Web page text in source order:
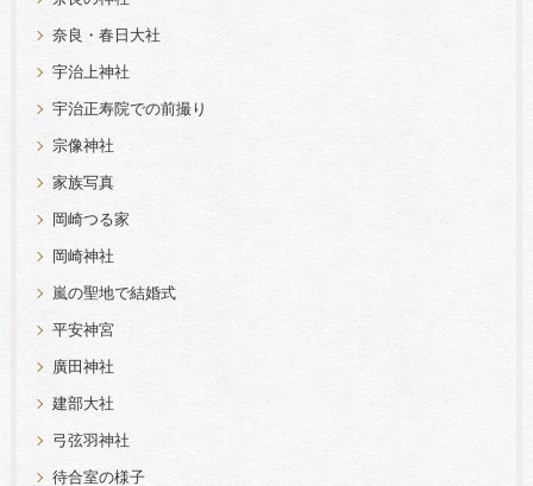
奈良・春日大社
宇治上神社
宇治正寿院での前撮り
宗像神社
家族写真
岡崎つる家
岡崎神社
嵐の聖地で結婚式
平安神宮
廣田神社
建部大社
弓弦羽神社
待合室の様子